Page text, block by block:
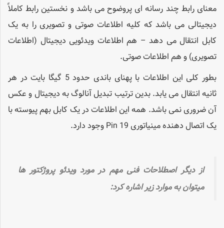
معنای رابط چند رسانه ای پروضوح می باشد و نخستین رابط کاملاً
دیجیتالی می باشد که کلیه اطلاعات صوتی و تصویری را به یک
کابل انتقال می دهد – هم اطلاعات ویدئویی دیجیتال (اطلاعات
تصویری) و هم اطلاعات صوتی.
بطور کلی این اطلاعات با پهنای باندی حدود 5 گیگا بایت در هر
ثانیه انتقال می یابد. بدین ترتیب تبدیل آنالوگ به دیجیتال و عکس
آن ضروری نمی باشد. همه این اطلاعات در یک کابل بهم پیوسته با
یک اتصال دهنده مینیاتوری 19 Pin وجود دارد.
از دیگر اصطلاحات فنی مهم در مورد ویدئو پروژکتور ها
میتوان به موارد زیر اشاره کرد: